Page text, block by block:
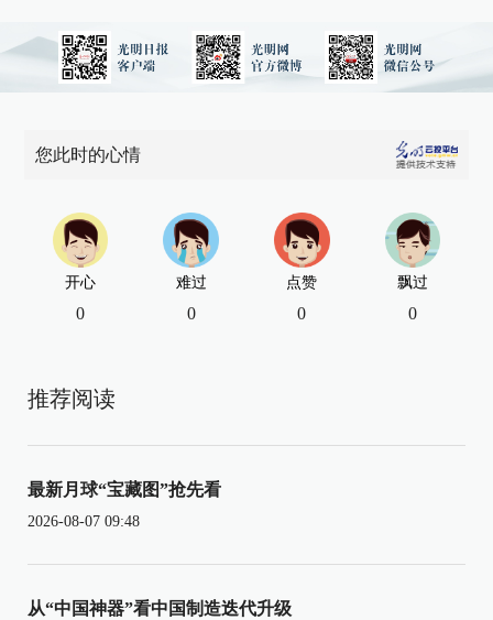
您此时的心情
开心
0
难过
0
点赞
0
飘过
0
推荐阅读
最新月球“宝藏图”抢先看
2026-08-07 09:48
从“中国神器”看中国制造迭代升级